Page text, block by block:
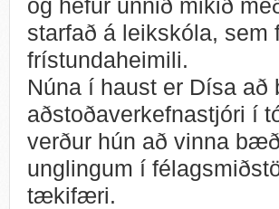
og hefur unnið mikið
starfað á leikskóla,
frístundaheimili.
Núna í haust er Dísa að
aðstoðaverkefnastjóri í
verður hún að vinna
unglingum í
tækifæri.